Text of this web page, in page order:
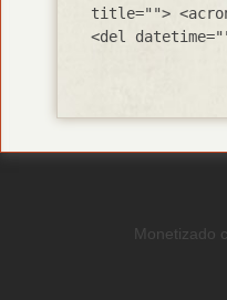
title="">
<del
Monetizado